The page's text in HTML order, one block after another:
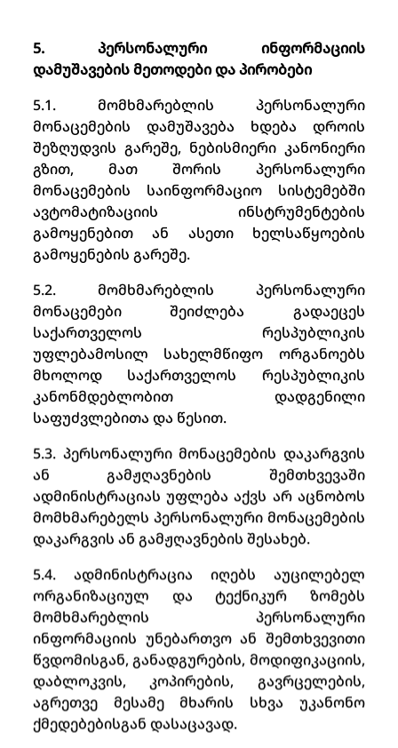
5. პერსონალური ინფორმაციის
დამუშავების მეთოდები და პირობები
5.1. მომხმარებლის პერსონალური
მონაცემების დამუშავება ხდება დროის
შეზღუდვის გარეშე, ნებისმიერი კანონიერი
გზით, მათ შორის პერსონალური
მონაცემების საინფორმაციო სისტემებში
ავტომატიზაციის ინსტრუმენტების
გამოყენებით ან ასეთი ხელსაწყოების
გამოყენების გარეშე.
5.2. მომხმარებლის პერსონალური
მონაცემები შეიძლება გადაეცეს
საქართველოს რესპუბლიკის
უფლებამოსილ სახელმწიფო ორგანოებს
მხოლოდ საქართველოს რესპუბლიკის
კანონმდებლობით დადგენილი
საფუძვლებითა და წესით.
5.3. პერსონალური მონაცემების დაკარგვის
ან გამჟღავნების შემთხვევაში
ადმინისტრაციას უფლება აქვს არ აცნობოს
მომხმარებელს პერსონალური მონაცემების
დაკარგვის ან გამჟღავნების შესახებ.
5.4. ადმინისტრაცია იღებს აუცილებელ
ორგანიზაციულ და ტექნიკურ ზომებს
მომხმარებლის პერსონალური
ინფორმაციის უნებართვო ან შემთხვევითი
წვდომისგან, განადგურების, მოდიფიკაციის,
დაბლოკვის, კოპირების, გავრცელების,
აგრეთვე მესამე მხარის სხვა უკანონო
ქმედებებისგან დასაცავად.